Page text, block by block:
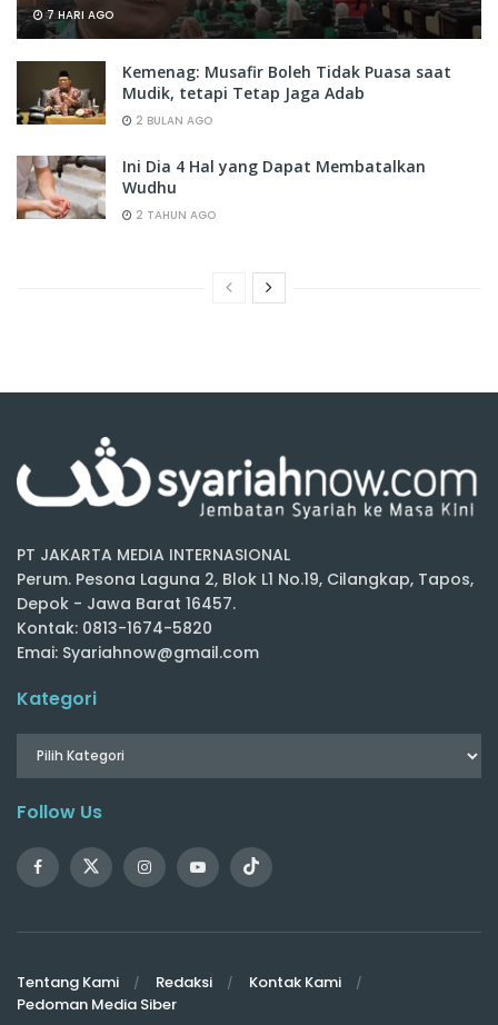
7 HARI AGO
Kemenag: Musafir Boleh Tidak Puasa saat
Mudik, tetapi Tetap Jaga Adab
2 BULAN AGO
Ini Dia 4 Hal yang Dapat Membatalkan
Wudhu
2 TAHUN AGO
PT JAKARTA MEDIA INTERNASIONAL
Perum. Pesona Laguna 2, Blok L1 No.19, Cilangkap, Tapos,
Depok - Jawa Barat 16457.
Kontak: 0813-1674-5820
Emai: Syariahnow@gmail.com
Kategori
Follow Us
Tentang Kami Redaksi
Kontak Kami
Pedoman Media Siber